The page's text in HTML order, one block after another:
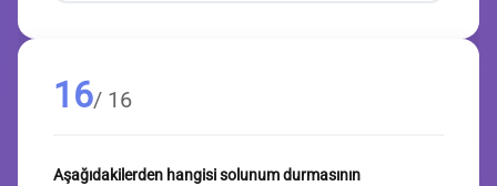
16/ 16
Aşağıdakilerden hangisi solunum durmasının